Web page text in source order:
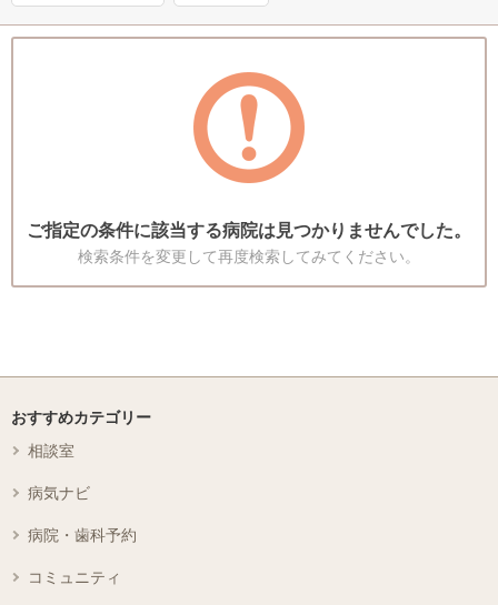
ご指定の条件に該当する病院は見つかりませんでした。
検索条件を変更して再度検索してみてください。
おすすめカテゴリー
相談室
病気ナビ
病院・歯科予約
コミュニティ